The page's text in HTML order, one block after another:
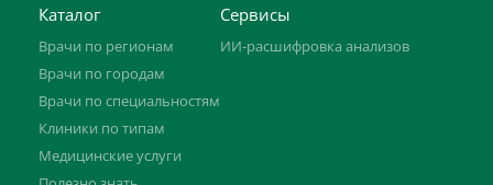
Каталог
Врачи по регионам
Врачи по городам
Врачи по специальностям
Клиники по типам
Медицинские услуги
Сервисы
ИИ-расшифровка анализов